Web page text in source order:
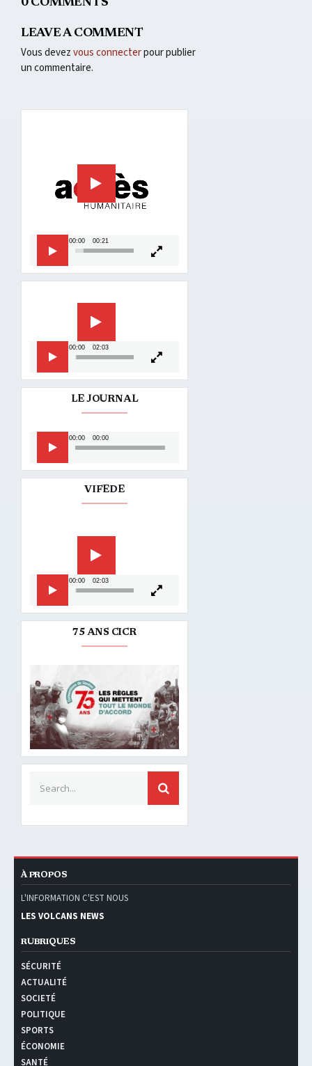
0 COMMENTS
LEAVE A COMMENT
Vous devezvous connecterpour publier
un commentaire.
00:00 00:21
00:00 02:03
LE JOURNAL
audio
00:00 00:00
VIFEDE
00:00 02:03
75 ANS CICR
À PROPOS
L'INFORMATION C'EST NOUS
LES VOLCANS NEWS
RUBRIQUES
SÉCURITÉ
ACTUALITÉ
SOCIETÉ
POLITIQUE
SPORTS
ÉCONOMIE
SANTÉ